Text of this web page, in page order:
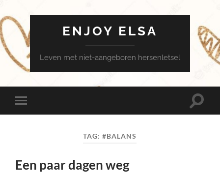
ENJOY ELSA
Leven met niet-aangeboren hersenletsel
Toggle
mobiel
Toggle
TAG:#BALANS
Een paar dagen weg